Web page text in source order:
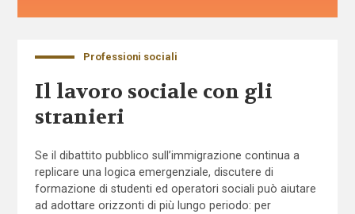
Professioni sociali
Il lavoro sociale con gli
stranieri
Se il dibattito pubblico sull’immigrazione continua a
replicare una logica emergenziale, discutere di
formazione di studenti ed operatori sociali può aiutare
ad adottare orizzonti di più lungo periodo: per